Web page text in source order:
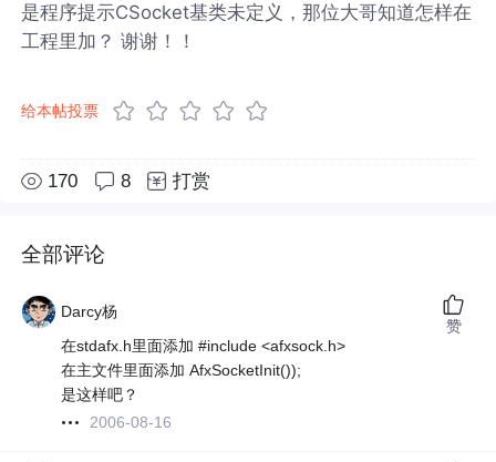
是程序提示CSocket基类未定义，那位大哥知道怎样在
工程里加？ 谢谢！！
给本帖投票
170 8 打赏
全部评论
Darcy杨
在stdafx.h里面添加 #include <afxsock.h>
在主文件里面添加 AfxSocketInit());
是这样吧？
2006-08-16
赞